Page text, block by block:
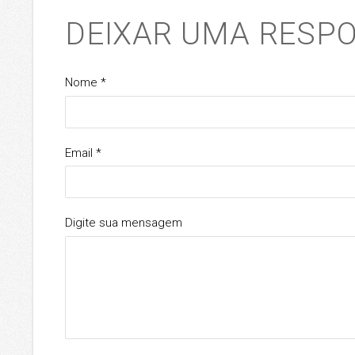
DEIXAR UMA
Nome *
Email *
Digite sua mensagem